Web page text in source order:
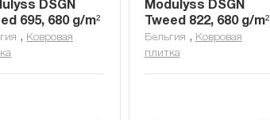
DSGN
695, 680 g/m²
, Ковровая
Modulyss DSGN
Tweed 822, 680 g/m²
Бельгия , Ковровая
плитка